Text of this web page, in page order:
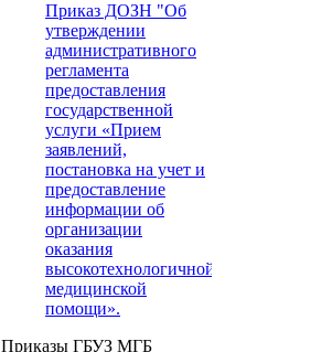
Приказ ДОЗН "Об
утверждении
административного
регламента
предоставления
государственной
услуги «Прием
заявлений,
постановка на учет и
предоставление
информации об
организации
оказания
высокотехнологичной
медицинской
помощи».
Приказы ГБУЗ МГБ